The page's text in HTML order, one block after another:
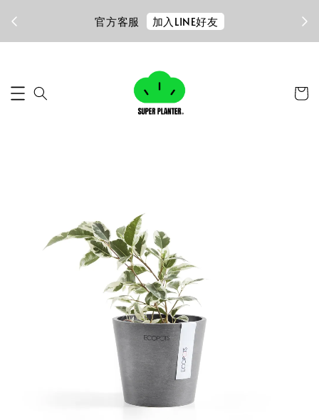
官方客服 加入LINE好友